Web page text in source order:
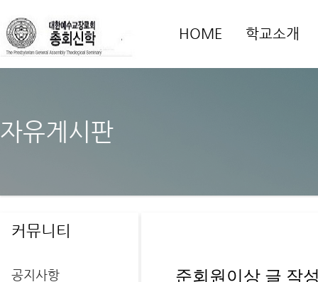
HOME 학교소개
자유게시판
커뮤니티
공지사항
준회원이상 글 작